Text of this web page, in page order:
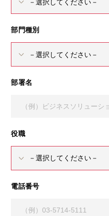
部門種別
部署名
役職
電話番号